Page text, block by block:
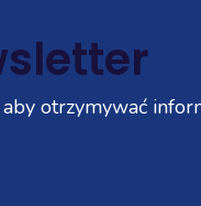
otrzymywać